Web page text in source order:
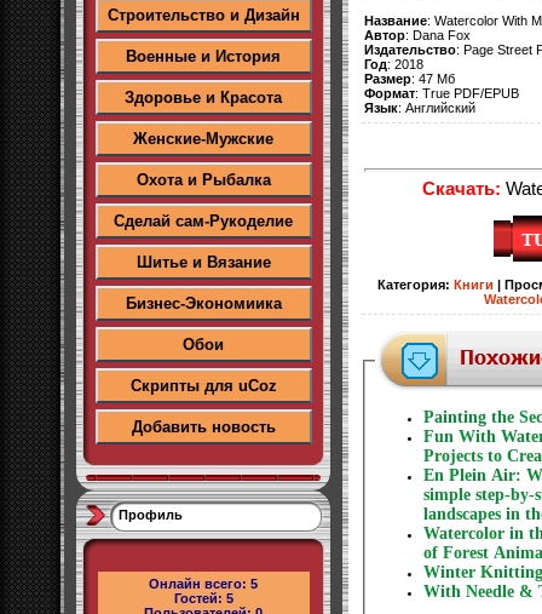
Строительство и Дизайн
Военные и История
Здоровье и Красота
Женские-Мужские
Охота и Рыбалка
Сделай сам-Рукоделие
Шитье и Вязание
Бизнес-Экономиика
Обои
Скрипты для uCoz
Добавить новость
Профиль
Онлайн всего: 5
Гостей: 5
Название: Watercolor With
Автор: Dana Fox
Издательство: Page Street
Год: 2018
Размер: 47 Мб
Формат: True PDF/EPUB
Язык: Английский
Скачать:
Категория: Книги
Painting the
Fun With
Projects to
En Plein Air:
simple step-by-
landscapes in
Watercolor in
of Forest
Winter
With Needle &